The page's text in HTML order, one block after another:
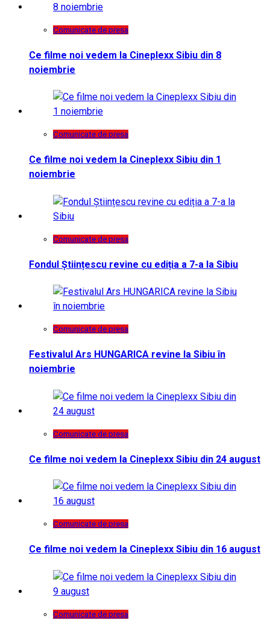
Comunicate de presa
Ce filme noi vedem la Cineplexx Sibiu din 8
noiembrie
Comunicate de presa
Ce filme noi vedem la Cineplexx Sibiu din 1
noiembrie
Comunicate de presa
Fondul Științescu revine cu ediția a 7-a la Sibiu
Comunicate de presa
Festivalul Ars HUNGARICA revine la Sibiu în
noiembrie
Comunicate de presa
Ce filme noi vedem la Cineplexx Sibiu din 24 august
Comunicate de presa
Ce filme noi vedem la Cineplexx Sibiu din 16 august
Comunicate de presa